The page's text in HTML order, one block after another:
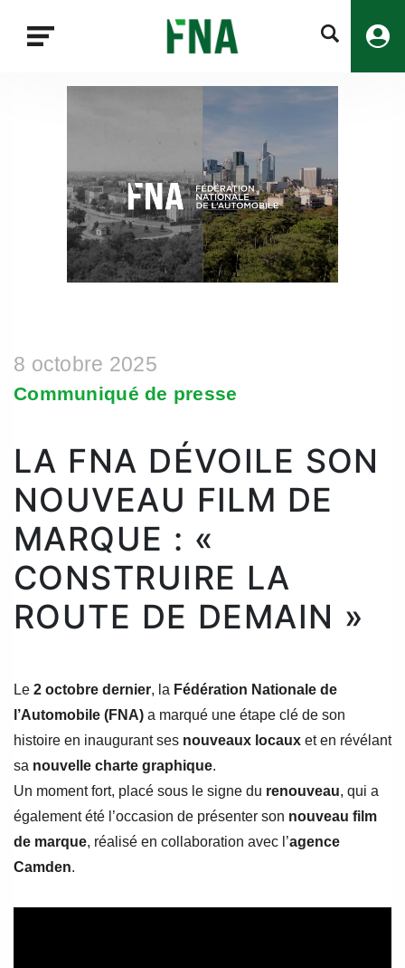
recherche
8 octobre 2025
Communiqué de presse
LA FNA DÉVOILE SON
NOUVEAU FILM DE
MARQUE : «
CONSTRUIRE LA
ROUTE DE DEMAIN »
Le 2 octobre dernier, la Fédération Nationale de
l’Automobile (FNA) a marqué une étape clé de son
histoire en inaugurant ses nouveaux locaux et en révélant
sa nouvelle charte graphique.
Un moment fort, placé sous le signe du renouveau, qui a
également été l’occasion de présenter son nouveau film
de marque, réalisé en collaboration avec l’agence
Camden.